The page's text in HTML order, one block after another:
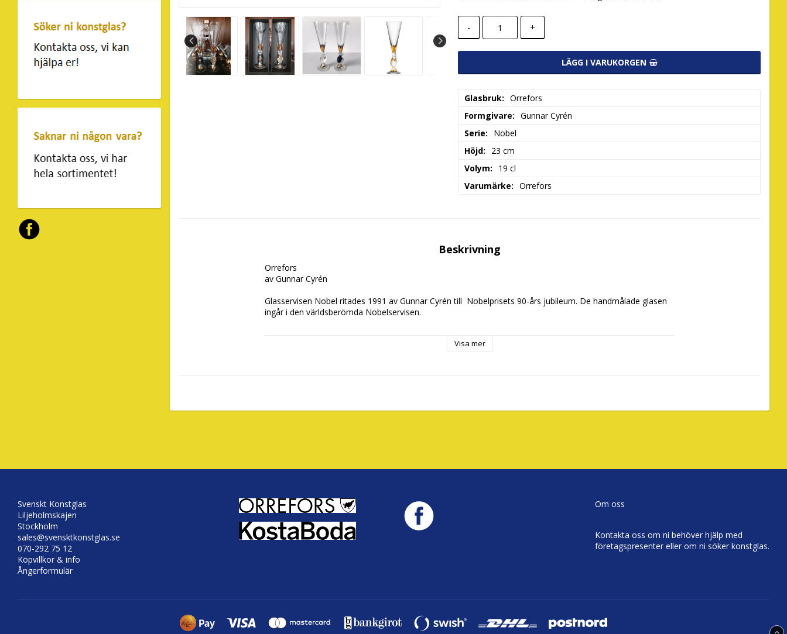
- +
LÄGG I VARUKORGEN
Glasbruk
Orrefors
Formgivare
Gunnar Cyrén
Serie
Nobel
Höjd
23 cm
Volym
19 cl
Varumärke
Orrefors
Beskrivning
Orrefors
av Gunnar Cyrén
Glasservisen Nobel ritades 1991 av Gunnar Cyrén till  Nobelprisets 90-års jubileum. De handmålade glasen
ingår i den världsberömda Nobelservisen.
Visa mer
Svenskt Konstglas
Liljeholmskajen
Stockholm
sales@svensktkonstglas.se
070-292 75 12
Köpvillkor & info
Ångerformulär
Om oss
Kontakta oss om ni behöver hjälp med
företagspresenter eller om ni söker konstglas.